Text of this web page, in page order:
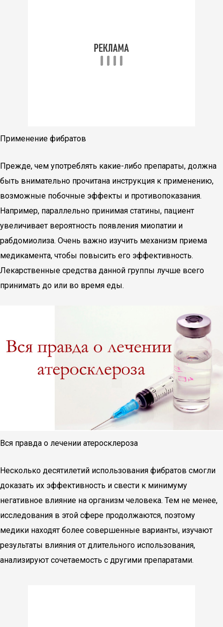
Применение фибратов
Прежде, чем употреблять какие-либо препараты, должна
быть внимательно прочитана инструкция к применению,
возможные побочные эффекты и противопоказания.
Например, параллельно принимая статины, пациент
увеличивает вероятность появления миопатии и
рабдомиолиза. Очень важно изучить механизм приема
медикамента, чтобы повысить его эффективность.
Лекарственные средства данной группы лучше всего
принимать до или во время еды.
Вся правда о лечении атеросклероза
Несколько десятилетий использования фибратов смогли
доказать их эффективность и свести к минимуму
негативное влияние на организм человека. Тем не менее,
исследования в этой сфере продолжаются, поэтому
медики находят более совершенные варианты, изучают
результаты влияния от длительного использования,
анализируют сочетаемость с другими препаратами.